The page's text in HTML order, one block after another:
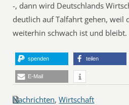
-, dann wird Deutschlands
deutlich auf Talfahrt gehen, weil
weiterhin schwach ist und bleibt.
spenden teilen
E-Mail
Nachrichten,Wirtschaft